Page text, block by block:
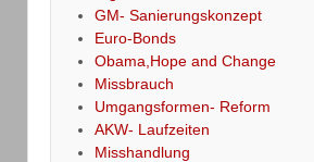
GM- Sanierungskonzept
Euro-Bonds
Obama,Hope and Change
Missbrauch
Umgangsformen- Reform
AKW- Laufzeiten
Misshandlung